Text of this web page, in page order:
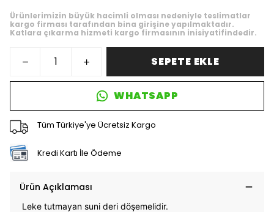
Ürünlerimizin büyük hacimli olması nedeniyle teslimatlar
kargo firması tarafından bina girişine yapılmaktadır.
Katlara çıkarma hizmeti kargo firmasının inisiyatifindedir.
SEPETE EKLE
WHATSAPP
Tüm Türkiye'ye Ücretsiz Kargo
Kredi Kartı İle Ödeme
Ürün Açıklaması
Leke tutmayan suni deri döşemelidir.